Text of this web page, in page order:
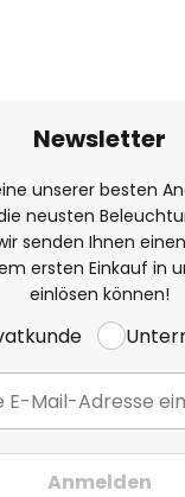
Newsletter
unserer besten
neusten
senden Ihnen einen
ersten Einkauf in
einlösen können!
Anmelden